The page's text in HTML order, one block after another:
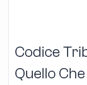
Codice
Quello